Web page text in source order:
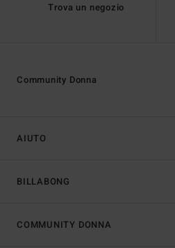
Trova un negozio
AIUTO
BILLABONG
Community Donna
COMMUNITY DONNA